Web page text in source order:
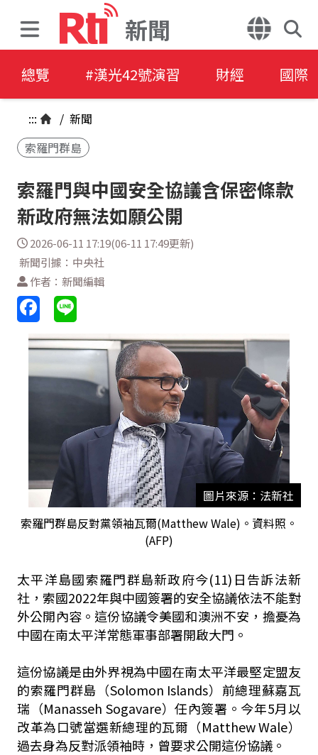
新聞
總覽 #漢光42號演習 財經 國際
::: / 新聞
索羅門群島
索羅門與中國安全協議含保密條款
新政府無法如願公開
2026-06-11 17:19(06-11 17:49更新)
新聞引據：中央社
作者：新聞編輯
圖片來源：法新社
索羅門群島反對黨領袖瓦爾(Matthew Wale)。資料照。
(AFP)
太平洋島國索羅門群島新政府今(11)日告訴法新
社，索國2022年與中國簽署的安全協議依法不能對
外公開內容。這份協議令美國和澳洲不安，擔憂為
中國在南太平洋常態軍事部署開啟大門。
這份協議是由外界視為中國在南太平洋最堅定盟友
的索羅門群島（Solomon Islands）前總理蘇嘉瓦
瑞（Manasseh Sogavare）任內簽署。今年5月以
改革為口號當選新總理的瓦爾（Matthew Wale）
過去身為反對派領袖時，曾要求公開這份協議。